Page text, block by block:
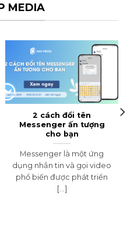
MEDIA
2 cách đổi tên
Messenger ấn tượng
cho bạn
Messenger là một ứng
dụng nhắn tin và gọi video
phổ biến được phát triển
[...]